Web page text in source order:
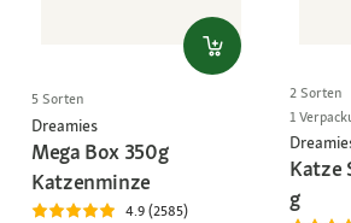
5 Sorten
Dreamies
Mega Box 350g
Katzenminze
4.9 (2585)
2 Sorten
1
Katze
g